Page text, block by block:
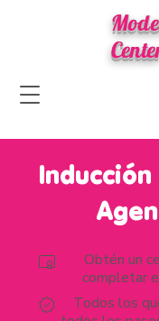
Obtén un
completar
Todos los